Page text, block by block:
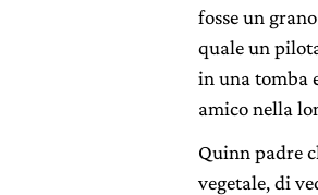
fosse un
quale un
in una tomba
amico nella
Quinn padre
vegetale, di